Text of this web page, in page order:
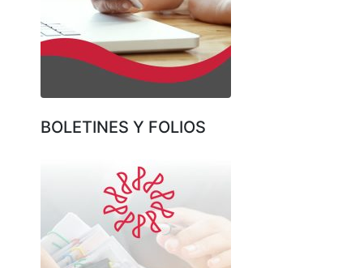
BOLETINES Y FOLIOS